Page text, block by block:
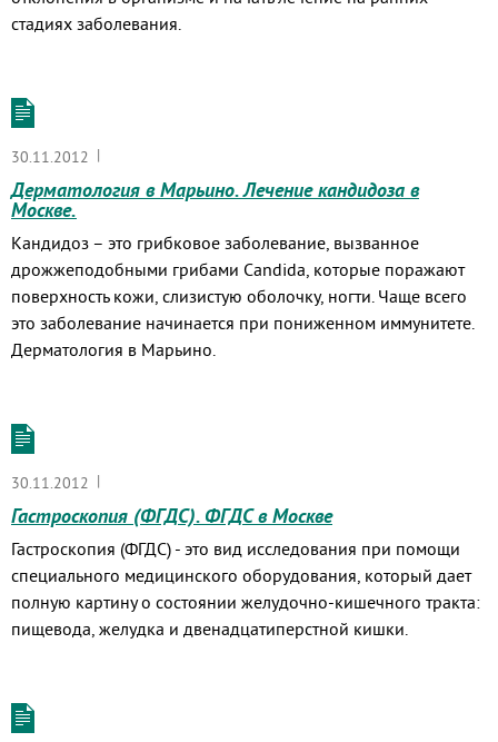
стадиях заболевания.
30.11.2012 |
Дерматология в Марьино. Лечение кандидоза в
Москве.
Кандидоз – это грибковое заболевание, вызванное
дрожжеподобными грибами Candida, которые поражают
поверхность кожи, слизистую оболочку, ногти. Чаще всего
это заболевание начинается при пониженном иммунитете.
Дерматология в Марьино.
30.11.2012 |
Гастроскопия (ФГДС). ФГДС в Москве
Гастроскопия (ФГДС) - это вид исследования при помощи
специального медицинского оборудования, который дает
полную картину о состоянии желудочно-кишечного тракта:
пищевода, желудка и двенадцатиперстной кишки.